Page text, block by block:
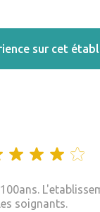
sur cet
soignants.